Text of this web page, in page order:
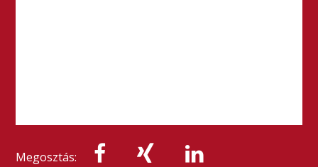
Megosztás: